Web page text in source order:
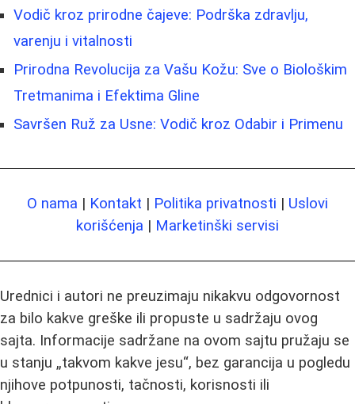
Vodič kroz prirodne čajeve: Podrška zdravlju,
varenju i vitalnosti
Prirodna Revolucija za Vašu Kožu: Sve o Biološkim
Tretmanima i Efektima Gline
Savršen Ruž za Usne: Vodič kroz Odabir i Primenu
O nama | Kontakt | Politika privatnosti | Uslovi
korišćenja | Marketinški servisi
Urednici i autori ne preuzimaju nikakvu odgovornost
za bilo kakve greške ili propuste u sadržaju ovog
sajta. Informacije sadržane na ovom sajtu pružaju se
u stanju „takvom kakve jesu“, bez garancija u pogledu
njihove potpunosti, tačnosti, korisnosti ili